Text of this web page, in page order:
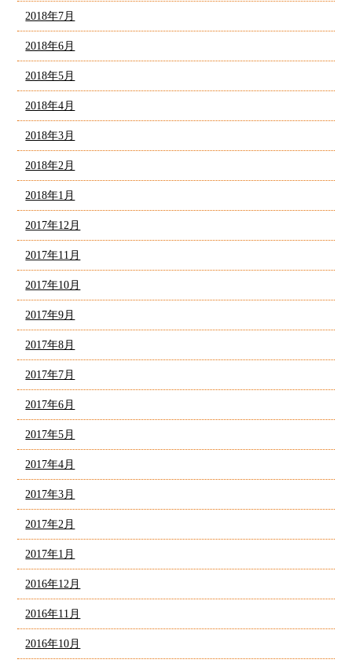
2018年7月
2018年6月
2018年5月
2018年4月
2018年3月
2018年2月
2018年1月
2017年12月
2017年11月
2017年10月
2017年9月
2017年8月
2017年7月
2017年6月
2017年5月
2017年4月
2017年3月
2017年2月
2017年1月
2016年12月
2016年11月
2016年10月